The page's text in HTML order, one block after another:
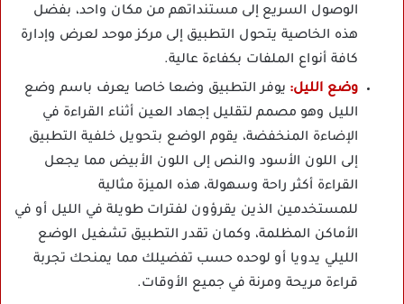
الوصول السريع إلى مستنداتهم من مكان واحد، بفضل
هذه الخاصية يتحول التطبيق إلى مركز موحد لعرض وإدارة
كافة أنواع الملفات بكفاءة عالية.
وضع الليل: يوفر التطبيق وضعا خاصا يعرف باسم وضع
الليل وهو مصمم لتقليل إجهاد العين أثناء القراءة في
الإضاءة المنخفضة، يقوم الوضع بتحويل خلفية التطبيق
إلى اللون الأسود والنص إلى اللون الأبيض مما يجعل
القراءة أكثر راحة وسهولة، هذه الميزة مثالية
للمستخدمين الذين يقرؤون لفترات طويلة في الليل أو في
الأماكن المظلمة، وكمان تقدر التطبيق تشغيل الوضع
الليلي يدويا أو لوحده حسب تفضيلك مما يمنحك تجربة
قراءة مريحة ومرنة في جميع الأوقات.